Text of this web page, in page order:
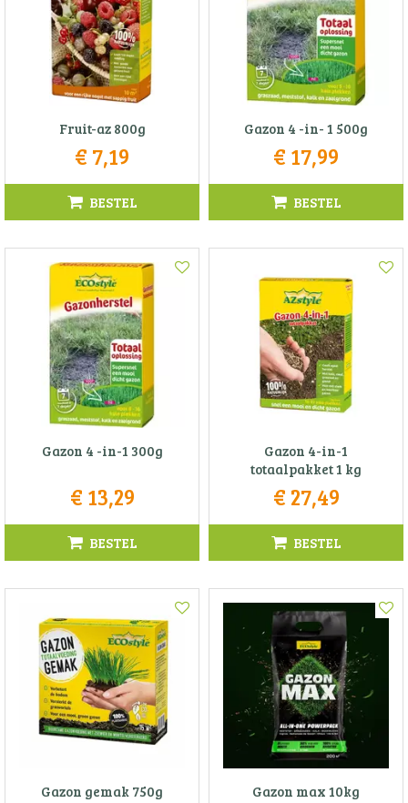
Fruit-az 800g
€ 7,19
BESTEL
Gazon 4 -in- 1 500g
€ 17,99
BESTEL
Gazon 4 -in-1 300g
€ 13,29
BESTEL
Gazon 4-in-1
totaalpakket 1 kg
€ 27,49
BESTEL
Gazon gemak 750g Gazon max 10kg